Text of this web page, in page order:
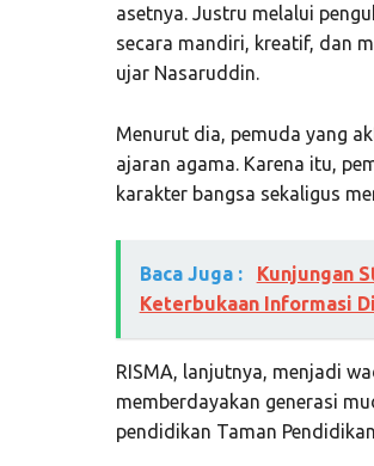
asetnya. Justru melalui
secara mandiri, kreatif, dan
ujar Nasaruddin.
Menurut dia, pemuda yang
ajaran agama. Karena itu,
karakter bangsa sekaligus
Baca Juga :
Kunjungan
Keterbukaan Informasi
RISMA, lanjutnya, menjadi
memberdayakan generasi
pendidikan Taman